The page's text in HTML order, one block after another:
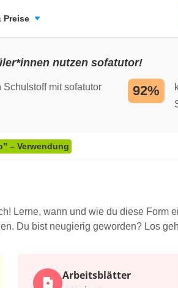
Preise
nutzen sofatutor!
Schulstoff mit sofatutor
92%
– Verwendung
Lerne, wann und wie du diese Form
Du bist neugierig geworden? Los
Arbeits­blätter